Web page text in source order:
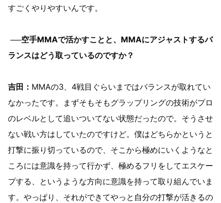
すごくやりやすいんです。
──空手MMAで活かすことと、MMAにアジャストするバ
ランスはどう取っているのですか？
吉田： MMAの3、4戦目ぐらいまではバランスが取れてい
なかったです。まずそもそもグラップリングの技術がプロ
のレベルとして追いついてない状態だったので。そうさせ
ない戦い方はしていたのですけど。僕はどちらかというと
打撃に振り切っているので、そこから極めにいくようなと
ころには意識を持って行かず、極めるフリをしてエスケー
プする、というような方向に意識を持って取り組んでいま
す。やっぱり、それができてやっと自分の打撃が活きるの